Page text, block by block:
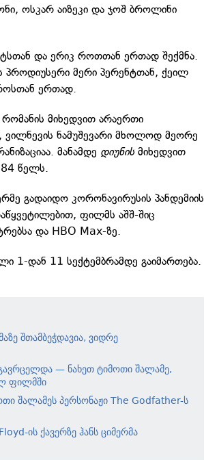
ოსკარ აიზეკი და ჯოშ ბროლინი
და ერიკ როთთან ერთად შექმნა.
პროდიუსერი მერი პერენტთან, ქეილ
ერთად.
მიხედვით არაერთი
ვილნევის ნამუშევარი მხოლოდ მეორე
მანამდე დიუნისმიხედვით
წელს.
გადაიდო კორონავირუსის პანდემიის
ფილმს აშშ-შიც
და HBO Max-ზე.
1-დან 11 სექტემბრამდე გაიმართება.
შთამბეჭდავია, ვიდრე
— ნახეთ ტიმოთი შალამე,
ფილმში
შალამეს პერსონაჟი The Godfather-ს
ის ქავერზე ჰანს ციმერმა